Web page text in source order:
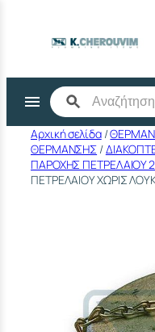
περιεχόμενο
Αρχική σελίδα/
ΘΕΡΜΑΝΣΗΣ /
ΠΑΡΟΧΗΣ ΠΕΤΡΕΛΑΙΟΥ
ΠΕΤΡΕΛΑΙΟΥ ΧΩΡΙΣ